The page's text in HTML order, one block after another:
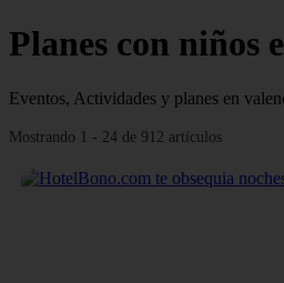
Planes con niños
Eventos, Actividades y planes en
Mostrando 1 - 24 de 912 artículos